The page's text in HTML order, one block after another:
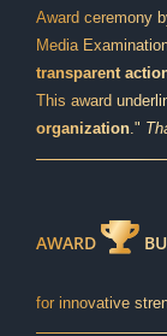
Award ceremony
Media
transparent
This award
organization."
AWARD
for innovative